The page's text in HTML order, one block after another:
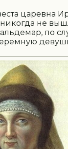
царевна
не
по